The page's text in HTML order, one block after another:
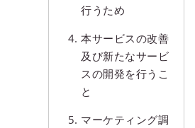
行うため
本サービスの改善
及び新たなサービ
スの開発を行うこ
と
マーケティング調